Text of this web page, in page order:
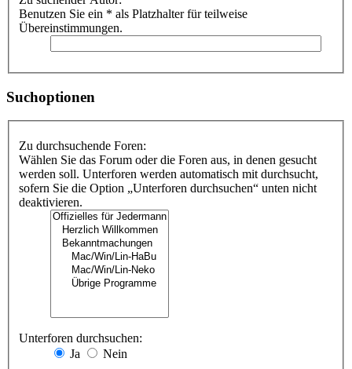
Benutzen Sie ein * als Platzhalter für teilweise
Übereinstimmungen.
Suchoptionen
Zu durchsuchende Foren:
Wählen Sie das Forum oder die Foren aus, in denen gesucht
werden soll. Unterforen werden automatisch mit durchsucht,
sofern Sie die Option „Unterforen durchsuchen“ unten nicht
deaktivieren.
Unterforen durchsuchen:
Ja
Nein